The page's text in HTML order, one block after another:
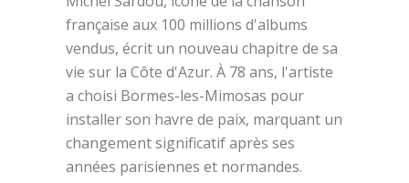
française aux 100 millions d'albums
vendus, écrit un nouveau chapitre de sa
vie sur la Côte d'Azur. À 78 ans, l'artiste
a choisi Bormes-les-Mimosas pour
installer son havre de paix, marquant un
changement significatif après ses
années parisiennes et normandes.